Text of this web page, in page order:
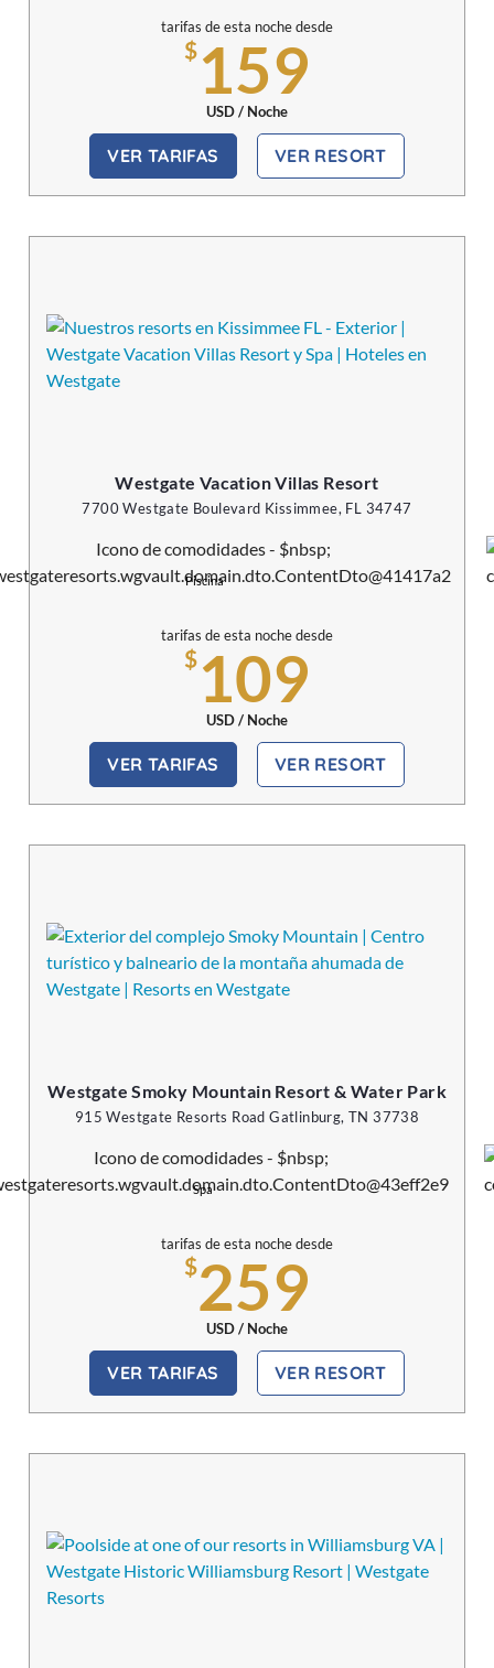
tarifas de esta noche desde
$159
USD / Noche
VER TARIFAS VER RESORT
Westgate Vacation Villas Resort
7700 Westgate Boulevard Kissimmee, FL 34747
Piscina
tarifas de esta noche desde
$109
USD / Noche
VER TARIFAS VER RESORT
Westgate Smoky Mountain Resort & Water Park
915 Westgate Resorts Road Gatlinburg, TN 37738
Spa
tarifas de esta noche desde
$259
USD / Noche
VER TARIFAS VER RESORT